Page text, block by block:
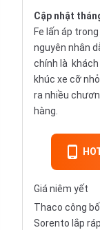
Cập nhật
Fe lấn áp
nguyên nhân
chính là khách
khúc xe cỡ
ra nhiều
hàng.
Giá niêm yết
Thaco công
Sorento lắp